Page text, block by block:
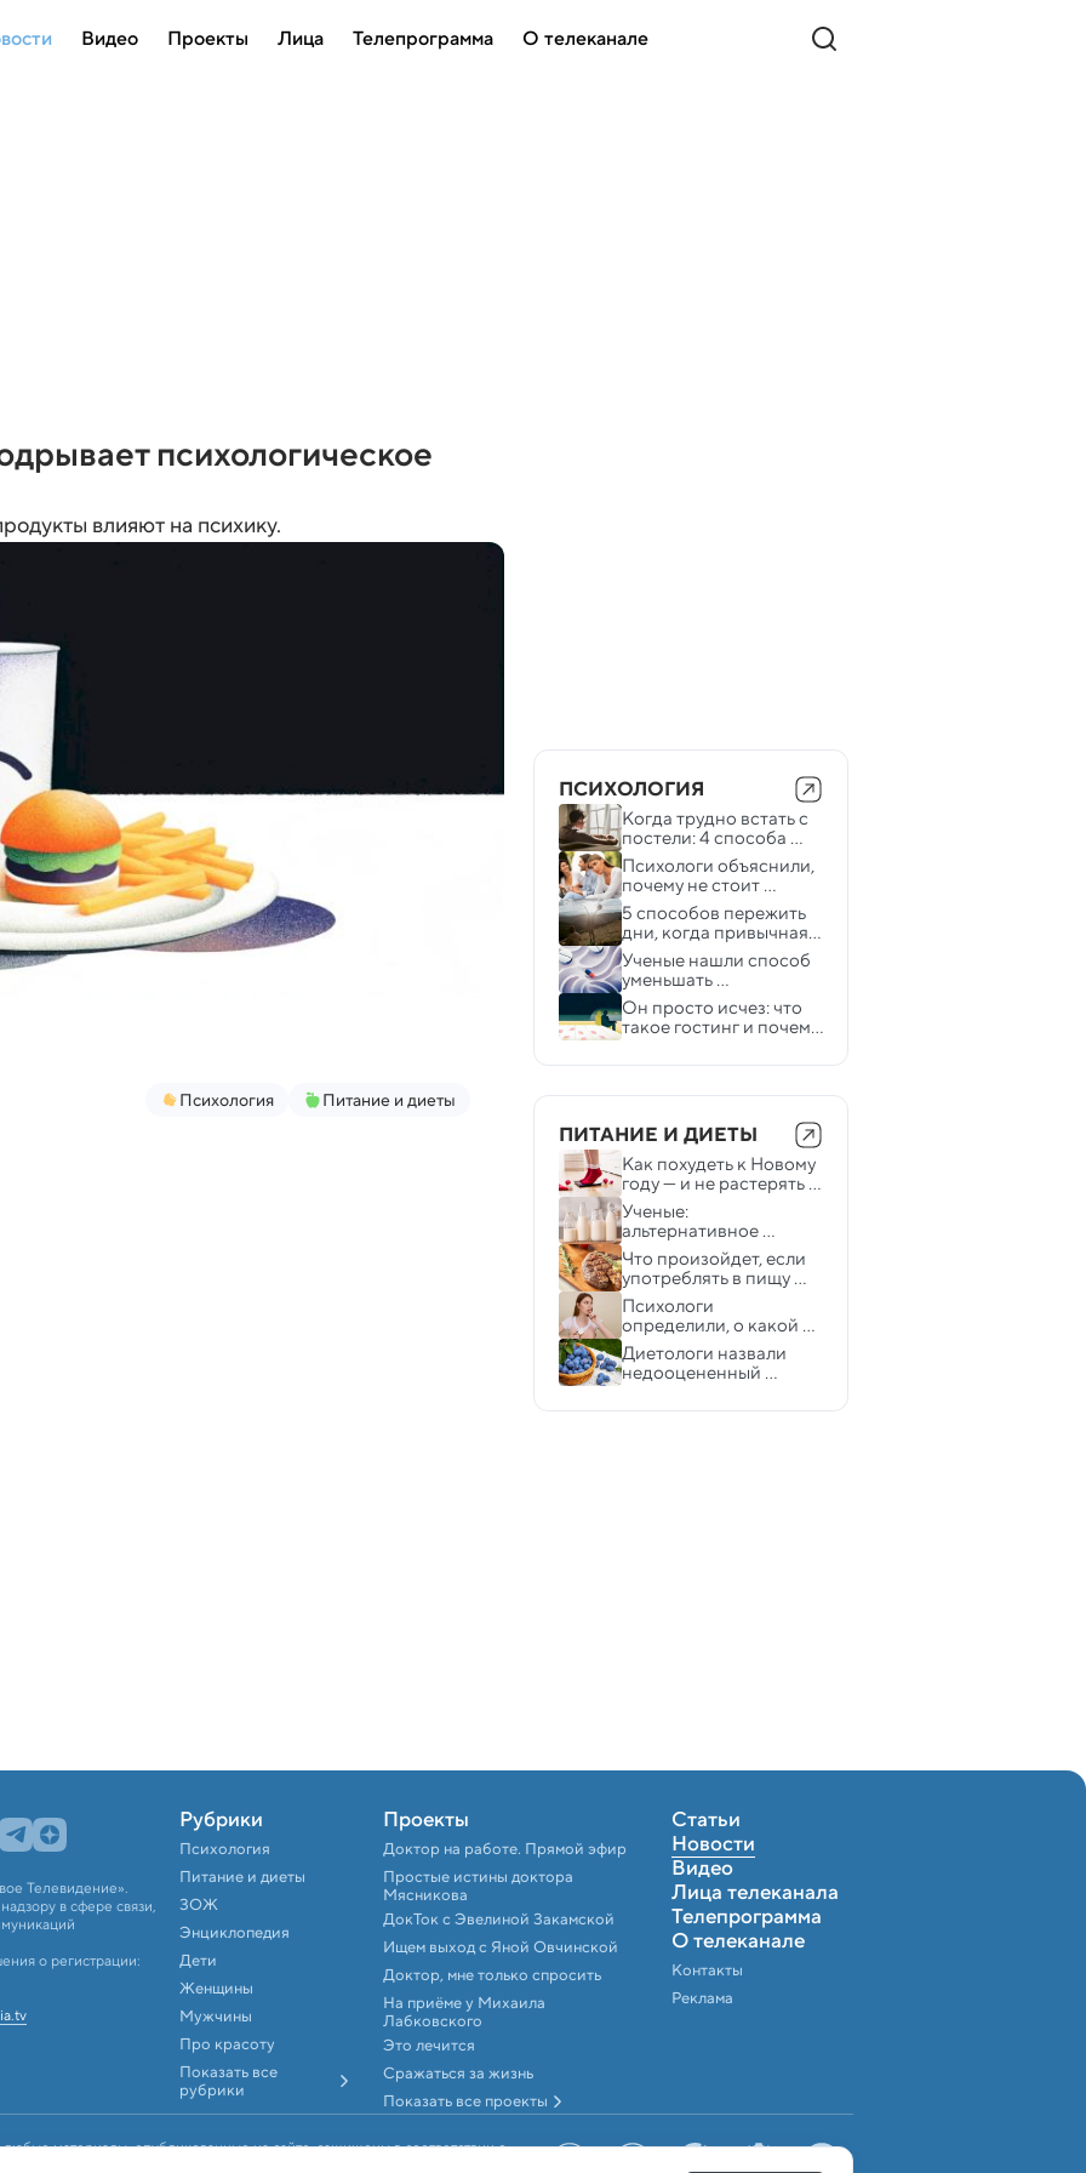
Видео Проекты Лица Телепрограмма О телеканале
психологическое
влияют на психику.
Психология Питание и диеты
ПСИХОЛОГИЯ
Когда трудно встать с
постели: 4 способа
справиться с утренней
депрессией
Психологи объяснили,
почему не стоит
флиртовать с другими,
чтобы заставить
партнера ревновать
5 способов пережить
дни, когда привычная
рутина дается вам с
трудом
Ученые нашли способ
уменьшать
хроническую боль без
таблеток
Он просто исчез: что
такое гостинг и почему
ПИТАНИЕ И ДИЕТЫ
Как похудеть к Новому
году — и не растерять
результат после
Ученые:
альтернативное
молоко повышает риск
депрессии
Что произойдет, если
употреблять в пищу
слишком много белка
Психологи
определили, о какой
черте характера
говорит любовь к
сладкому
Диетологи назвали
недооцененный
огромным
Телевидение».
в сфере связи,
о регистрации:
Рубрики
Психология
Питание и диеты
ЗОЖ
Энциклопедия
Дети
Женщины
Мужчины
Про красоту
Показать все
рубрики
Проекты
Доктор на работе. Прямой эфир
Простые истины доктора
Мясникова
ДокТок с Эвелиной Закамской
Ищем выход с Яной Овчинской
Доктор, мне только спросить
На приёме у Михаила
Лабковского
Это лечится
Сражаться за жизнь
Показать все проекты
Статьи
Новости
Видео
Лица телеканала
Телепрограмма
О телеканале
Контакты
Реклама
материалы, опубликованные на сайте, защищены в соответствии с